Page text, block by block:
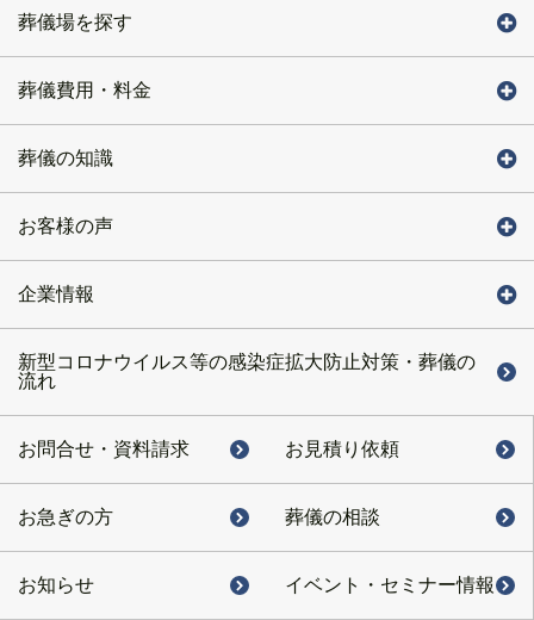
葬儀場を探す
葬儀費用・料金
葬儀の知識
お客様の声
企業情報
新型コロナウイルス等の感染症拡大防止対策・葬儀の
流れ
お問合せ・ 資料請求 お見積り依頼
お急ぎの方 葬儀の相談
お知らせ イベント・ セミナー情報